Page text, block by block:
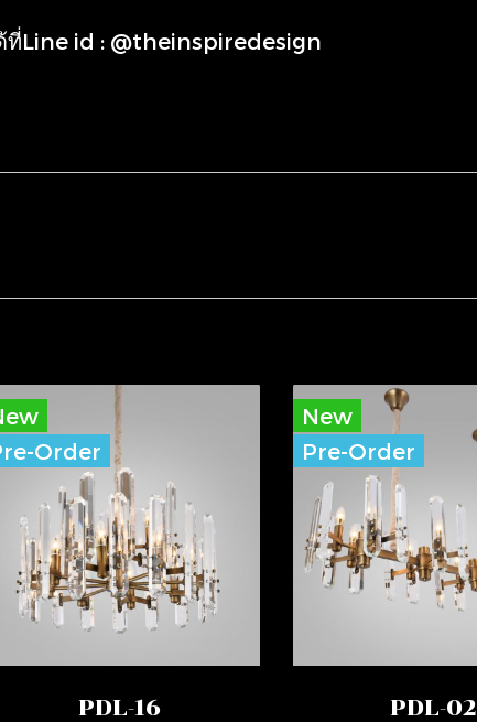
ที่Line id : @theinspiredesign
Order
PDL-16
New
Pre-Order
PDL-02